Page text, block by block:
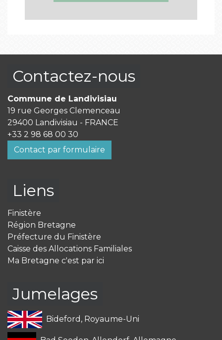
Contactez-nous
Commune de Landivisiau
19 rue Georges Clemenceau
29400 Landivisiau - FRANCE
+33 2 98 68 00 30
Contact par formulaire
Liens
Finistère
Région Bretagne
Préfecture du Finistère
Caisse des Allocations Familiales
Ma Bretagne c'est par ici
Jumelages
Bideford, Royaume-Uni